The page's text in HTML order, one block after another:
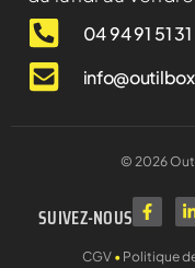
04 94 91 51 31
© 2026
SUIVEZ-NOUS
CGV • Politique